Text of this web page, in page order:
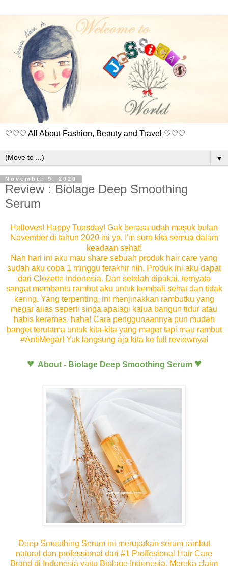
♡♡♡ All About Fashion, Beauty and Travel ♡♡♡
▼
November 9, 2020
Review : Biolage Deep Smoothing
Serum
Helloves! Happy Tuesday! Gak berasa udah masuk bulan
November di tahun 2020 ini ya. I'm sure kita semua dalam
keadaan sehat!
Nah hari ini aku mau share sebuah produk hair care yang
sudah aku coba 1 minggu terakhir nih. Produk ini aku dapat
dari Clozette Indonesia. Dan setelah dipakai, ternyata
sangat membantu rambut aku untuk kembali sehat dan tidak
kering. Yang terpenting, ini menjinakkan rambutku yang
megar alias seperti singa apalagi kalua bangun tidur atau
habis keramas, haha! Cara penggunaannya pun mudah
banget terutama untuk kita-kita yang mager tapi mau rambut
#AntiMegar! Yuk langsung aja kita ke full reviewnya!
♥ About - Biolage Deep Smoothing Serum ♥
Deep Smoothing Serum ini merupakan serum rambut
natural dan professional dari #1 Proffesional Hair Care
Brand di Indonesia yaitu Biolage Indonesia. Mereka claim